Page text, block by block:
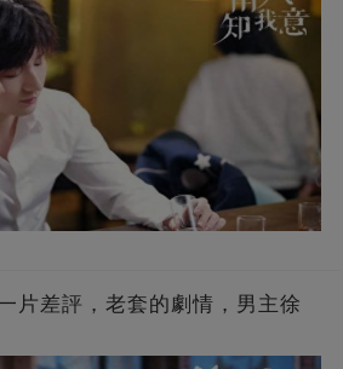
片差評，老套的劇情，男主徐